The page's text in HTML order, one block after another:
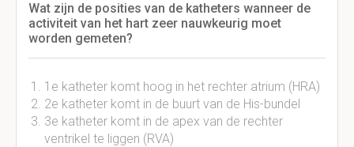
Wat zijn de posities van de katheters wanneer de
activiteit van het hart zeer nauwkeurig moet
worden gemeten?
1e katheter komt hoog in het rechter atrium (HRA)
2e katheter komt in de buurt van de His-bundel
3e katheter komt in de apex van de rechter
ventrikel te liggen (RVA)